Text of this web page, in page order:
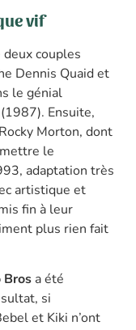
vif
deux couples
Dennis Quaid et
le génial
Ensuite,
Morton, dont
le
adaptation très
artistique et
fin à leur
plus rien fait
Bros a été
si
et Kiki n’ont